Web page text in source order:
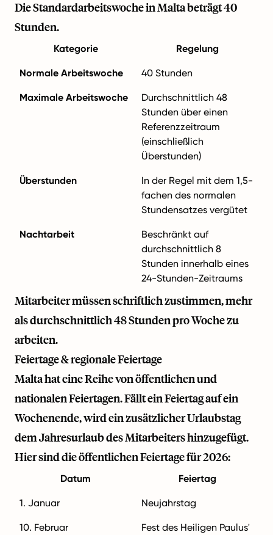
Die Standardarbeitswoche in Malta beträgt 40
Stunden.
Kategorie Regelung
Normale Arbeitswoche 40 Stunden
Maximale Arbeitswoche
Durchschnittlich 48
Stunden über einen
Referenzzeitraum
(einschließlich
Überstunden)
Überstunden
In der Regel mit dem 1,5-
fachen des normalen
Stundensatzes vergütet
Nachtarbeit
Beschränkt auf
durchschnittlich 8
Stunden innerhalb eines
24-Stunden-Zeitraums
Mitarbeiter müssen schriftlich zustimmen, mehr
als durchschnittlich 48 Stunden pro Woche zu
arbeiten.
Feiertage & regionale Feiertage
Malta hat eine Reihe von öffentlichen und
nationalen Feiertagen. Fällt ein Feiertag auf ein
Wochenende, wird ein zusätzlicher Urlaubstag
dem Jahresurlaub des Mitarbeiters hinzugefügt.
Hier sind die öffentlichen Feiertage für 2026:
Datum Feiertag
1. Januar Neujahrstag
10. Februar
Fest des Heiligen Paulus'